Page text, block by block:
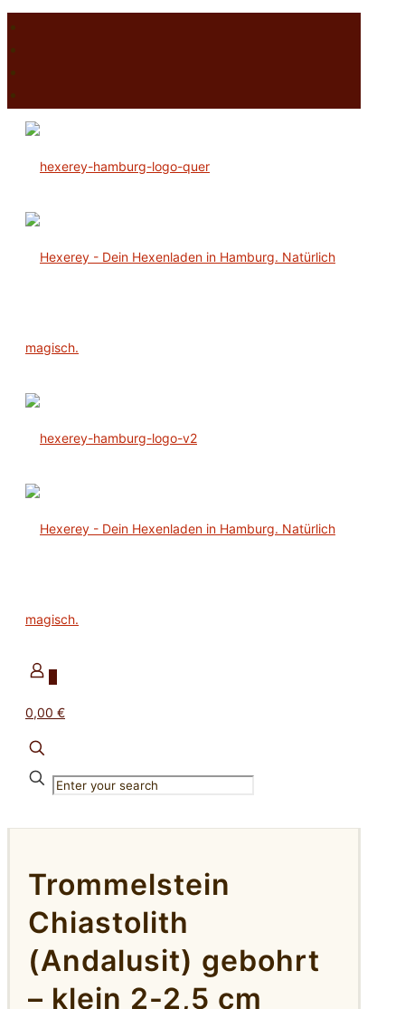
0,00 €
Trommelstein
Chiastolith
(Andalusit) gebohrt
– klein 2-2,5 cm